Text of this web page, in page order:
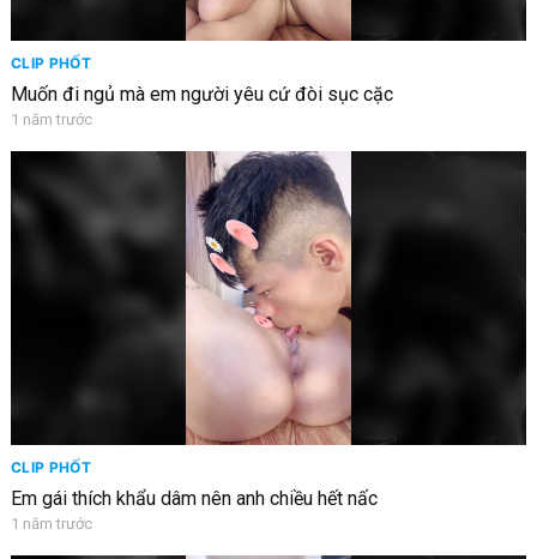
CLIP PHỐT
Muốn đi ngủ mà em người yêu cứ đòi sục cặc
1 năm trước
CLIP PHỐT
Em gái thích khẩu dâm nên anh chiều hết nấc
1 năm trước